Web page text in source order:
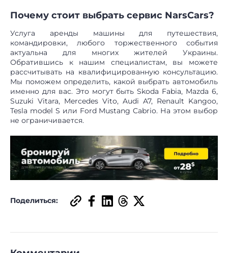
Почему стоит выбрать сервис NarsCars?
Услуга аренды машины для путешествия,
командировки, любого торжественного события
актуальна для многих жителей Украины.
Обратившись к нашим специалистам, вы можете
рассчитывать на квалифицированную консультацию.
Мы поможем определить, какой выбрать автомобиль
именно для вас. Это могут быть Skoda Fabia, Mazda 6,
Suzuki Vitara, Mercedes Vito, Audi A7, Renault Kangoo,
Tesla model S или Ford Mustang Cabrio. На этом выбор
не ограничивается.
Поделиться: